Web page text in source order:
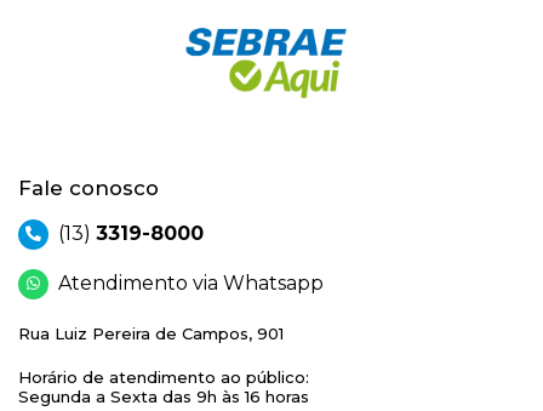
Fale conosco
(13) 3319-8000
Atendimento via Whatsapp
Rua Luiz Pereira de Campos, 901
Horário de atendimento ao público:
Segunda a Sexta das 9h às 16 horas